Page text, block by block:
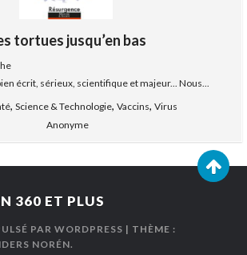
tortues jusqu’en bas
écrit, sérieux, scientifique et majeur... Nous...
, Science & Technologie, Vaccins, Virus
Anonyme
360 ET PLUS
PAR WORDPRESS | THÈME :
NORÉN.